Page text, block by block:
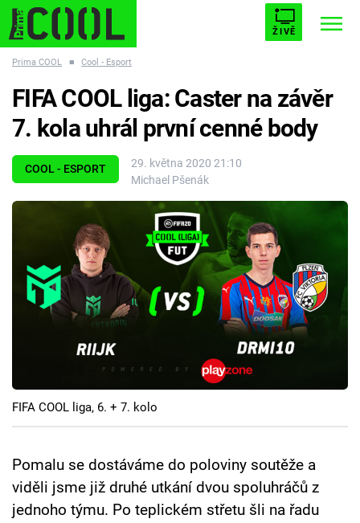
ŽIVĚ
ESCAPE PLNEJ KOTEL AVENGERS 5
Seriály
Cool Esport
Pořady
TV Program
Sledujte prima+
Prima COOL ■ Cool - Esport
COOL - ESPORT
29. května 2020 21:10
Michael Pšenák
FIFA COOL liga: Caster na závěr
7. kola uhrál první cenné body
FIFA COOL liga, 6. + 7. kolo
Pomalu se dostáváme do poloviny soutěže a
viděli jsme již druhé utkání dvou spoluhráčů z
jednoho týmu. Po teplickém střetu šli na řadu